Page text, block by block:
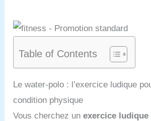
Table of Contents
Le water-polo : l’exercice ludique
condition physique
Vous cherchez unexercice ludique